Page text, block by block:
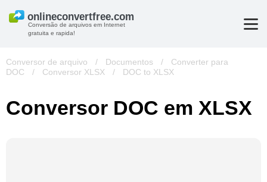
Conversão de arquivos em Internet
gratuita e rapida!
Conversor de arquivo / Documentos /
Converter para
DOC
/ Conversor XLSX / DOC to XLSX
Conversor DOC em XLSX